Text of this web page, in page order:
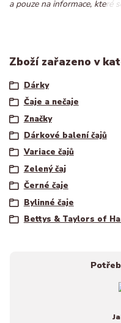
a pouze na informace, které
Zboží zařazeno v
Dárky
Čaje a nečaje
Značky
Dárkové balení čajů
Variace čajů
Zelený čaj
Černé čaje
Bylinné čaje
Bettys & Taylors of